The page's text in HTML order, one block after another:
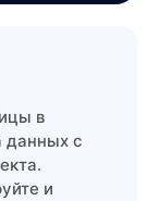
в
данных с
и